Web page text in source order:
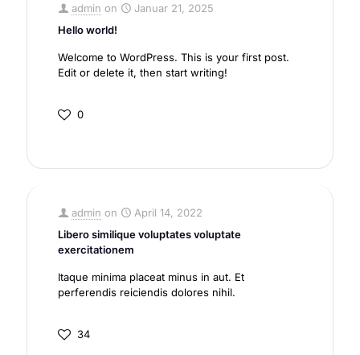
admin on
Januar 21, 2025
Hello world!
Welcome to WordPress. This is your first post.
Edit or delete it, then start writing!
0
admin on
April 14, 2022
Libero similique voluptates voluptate
exercitationem
Itaque minima placeat minus in aut. Et
perferendis reiciendis dolores nihil.
34